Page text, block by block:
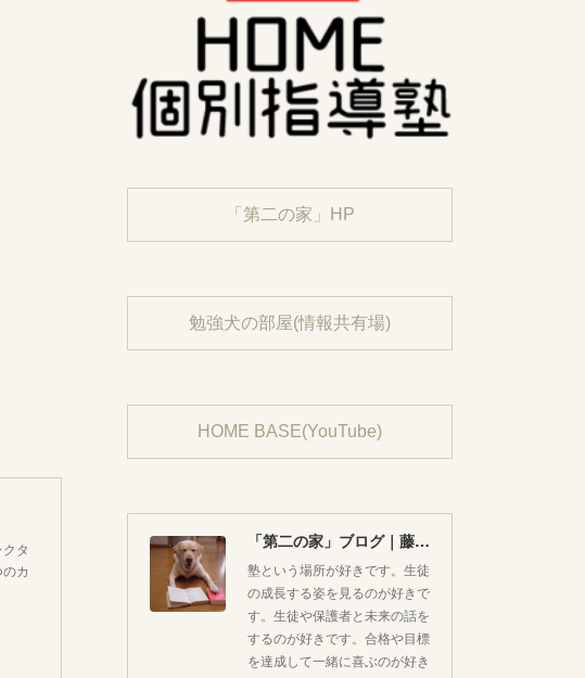
タ
カ
「第二の家」HP
勉強犬の部屋(情報共有場)
HOME BASE(YouTube)
「第二の家」ブログ｜藤沢市の個別指導塾のお話
塾という場所が好きです。生徒
の成長する姿を見るのが好きで
す。生徒や保護者と未来の話を
するのが好きです。合格や目標
を達成して一緒に喜ぶのが好き